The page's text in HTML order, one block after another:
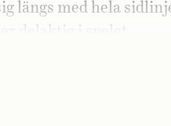
längs med hela